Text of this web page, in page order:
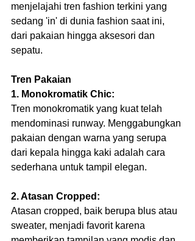
menjelajahi tren fashion terkini yang
sedang 'in' di dunia fashion saat ini,
dari pakaian hingga aksesori dan
sepatu.
Tren Pakaian
1. Monokromatik Chic:
Tren monokromatik yang kuat telah
mendominasi runway. Menggabungkan
pakaian dengan warna yang serupa
dari kepala hingga kaki adalah cara
sederhana untuk tampil elegan.
2. Atasan Cropped:
Atasan cropped, baik berupa blus atau
sweater, menjadi favorit karena